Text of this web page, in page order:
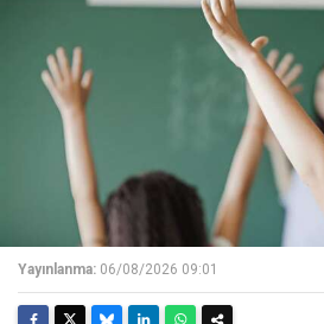
Yayınlanma: 06/08/2026 09:01